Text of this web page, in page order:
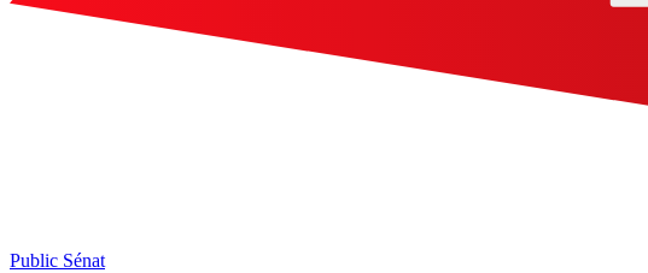
Public Sénat